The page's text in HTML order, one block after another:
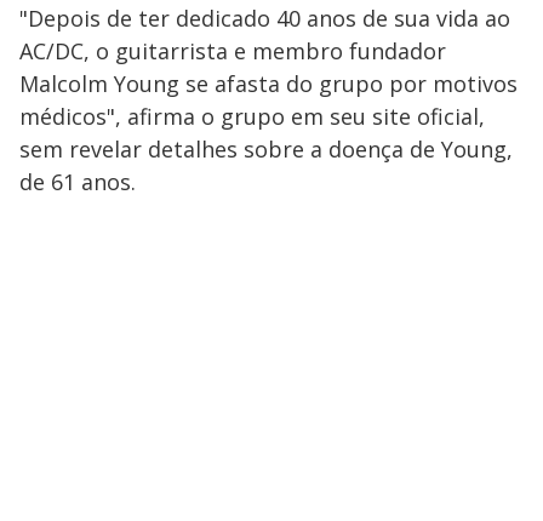
"Depois de ter dedicado 40 anos de sua vida ao
AC/DC, o guitarrista e membro fundador
Malcolm Young se afasta do grupo por motivos
médicos", afirma o grupo em seu site oficial,
sem revelar detalhes sobre a doença de Young,
de 61 anos.